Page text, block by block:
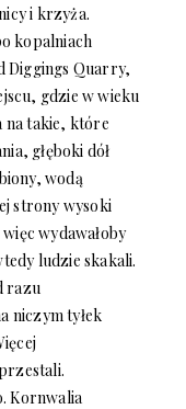
i krzyża.
kopalniach
Diggings Quarry,
gdzie w wieku
na takie, które
głęboki dół
wodą
strony wysoki
wydawałoby
ludzie skakali.
razu
niczym tyłek
Kornwalia